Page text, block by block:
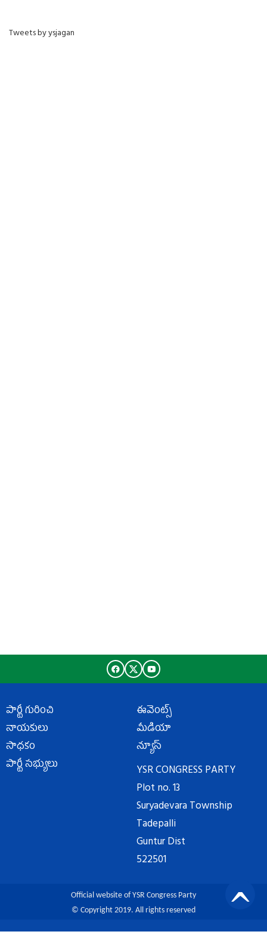
Tweets by ysjagan
పార్టీ గురించి
నాయకులు
సాధకం
పార్టీ సభ్యులు
ఈవెంట్స్
మీడియా
న్యూస్
YSR CONGRESS PARTY
Plot no. 13
Suryadevara Township
Tadepalli
Guntur Dist
522501
Official website of YSR Congress Party
© Copyright 2019. All rights reserved